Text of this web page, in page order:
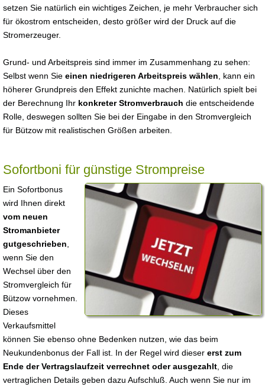
setzen Sie natürlich ein wichtiges Zeichen, je mehr Verbraucher sich
für ökostrom entscheiden, desto größer wird der Druck auf die
Stromerzeuger.
Grund- und Arbeitspreis sind immer im Zusammenhang zu sehen:
Selbst wenn Sie einen niedrigeren Arbeitspreis wählen , kann ein
höherer Grundpreis den Effekt zunichte machen. Natürlich spielt bei
der Berechnung Ihr konkreter Stromverbrauch die entscheidende
Rolle, deswegen sollten Sie bei der Eingabe in den Stromvergleich
für Bützow mit realistischen Größen arbeiten.
Sofortboni für günstige Strompreise
Ein Sofortbonus
wird Ihnen direkt
vom neuen
Stromanbieter
gutgeschrieben
wenn Sie den
Wechsel über den
Stromvergleich für
Bützow vornehmen.
Dieses
Verkaufsmittel
können Sie ebenso ohne Bedenken nutzen, wie das beim
Neukundenbonus der Fall ist. In der Regel wird dieser erst zum
Ende der Vertragslaufzeit verrechnet oder ausgezahlt , die
vertraglichen Details geben dazu Aufschluß. Auch wenn Sie nur im